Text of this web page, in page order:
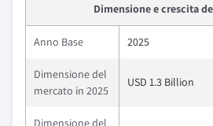
Dimensione e crescita
Anno Base 2025
Dimensione del
mercato in 2025
USD 1.3 Billion
Dimensione del